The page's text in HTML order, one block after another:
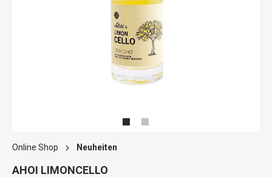
Online Shop Neuheiten
AHOI LIMONCELLO